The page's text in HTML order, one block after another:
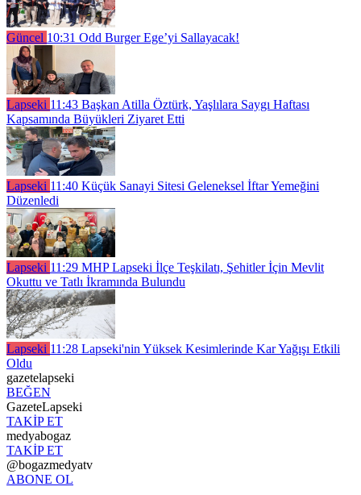
Güncel 10:31 Odd Burger Ege’yi Sallayacak!
Lapseki 11:43 Başkan Atilla Öztürk, Yaşlılara Saygı Haftası
Kapsamında Büyükleri Ziyaret Etti
Lapseki 11:40 Küçük Sanayi Sitesi Geleneksel İftar Yemeğini
Düzenledi
Lapseki 11:29 MHP Lapseki İlçe Teşkilatı, Şehitler İçin Mevlit
Okuttu ve Tatlı İkramında Bulundu
Lapseki 11:28 Lapseki'nin Yüksek Kesimlerinde Kar Yağışı Etkili
Oldu
gazetelapseki
BEĞEN
GazeteLapseki
TAKİP ET
medyabogaz
TAKİP ET
@bogazmedyatv
ABONE OL